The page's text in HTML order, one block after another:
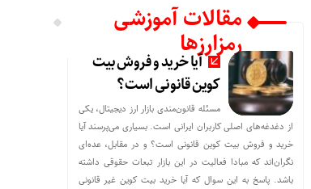
مقالات آموزشی
رمزارزهاآیا خرید و فروش بیت
کوین قانونی است؟
مسئله قانون‌مندی بازار ارز دیجیتال، یکی
از دغدغه‌های اصلی کاربران ایرانی است. بسیاری می‌پرسند آیا
خرید و فروش بیت کوین قانونی است؟ و در مقابل، عده‌ای
نگران‌اند که مبادا فعالیت در این بازار تبعات حقوقی داشته
باشد. پاسخ به این سوال که آیا خرید بیت کوین غیر قانونی